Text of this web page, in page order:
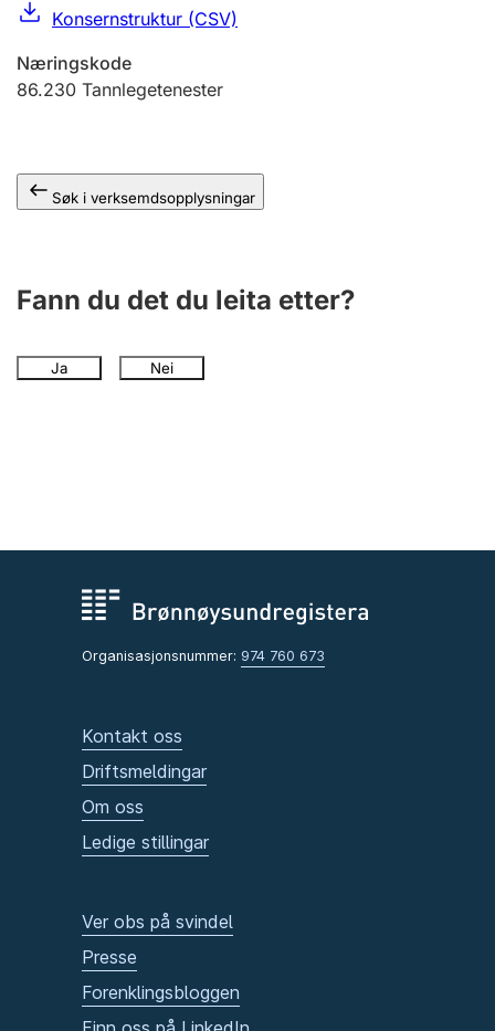
Konsernstruktur (CSV)
Næringskode
86.230 Tannlegetenester
Søk i verksemdsopplysningar
Fann du det du leita etter?
Ja Nei
Organisasjonsnummer: 974 760 673
Kontakt oss
Driftsmeldingar
Om oss
Ledige stillingar
Ver obs på svindel
Presse
Forenklingsbloggen